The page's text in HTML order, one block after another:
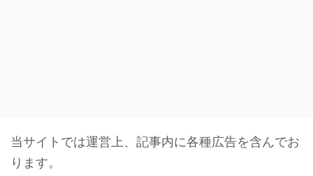
当サイトでは運営上、記事内に各種広告を含んでお
ります。